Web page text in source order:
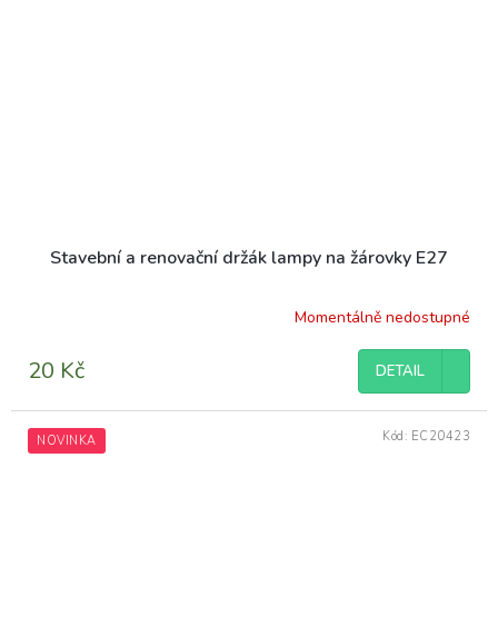
Stavební a renovační držák lampy na žárovky E27
produktu
je
z
5
Momentálně nedostupné
20 Kč DETAIL
NOVINKA Kód: EC20423